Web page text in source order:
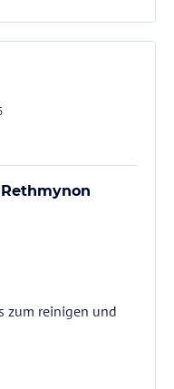
zum reinigen und